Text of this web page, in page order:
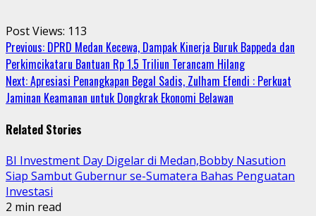
Post Views: 113
Continue
Reading
Previous: DPRD Medan Kecewa, Dampak Kinerja Buruk Bappeda dan
Perkimcikataru Bantuan Rp 1.5 Triliun Terancam Hilang
Next:Apresiasi Penangkapan Begal Sadis, Zulham Efendi : Perkuat
Jaminan Keamanan untuk Dongkrak Ekonomi Belawan
Related Stories
BI Investment Day Digelar di Medan,Bobby Nasution
Siap Sambut Gubernur se-Sumatera Bahas Penguatan
Investasi
2 min read